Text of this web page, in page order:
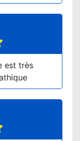
est très